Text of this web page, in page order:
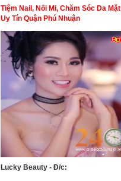
Tiệm Nail, Nối Mi, Chăm Sóc Da Mặt
Uy Tín Quận Phú Nhuận
Lucky Beauty - Đ/c: